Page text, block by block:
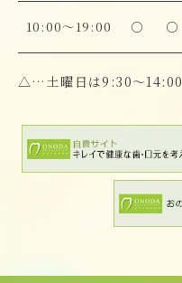
10:00～19:00 ○ ○
△…土曜日は9:30～14:00